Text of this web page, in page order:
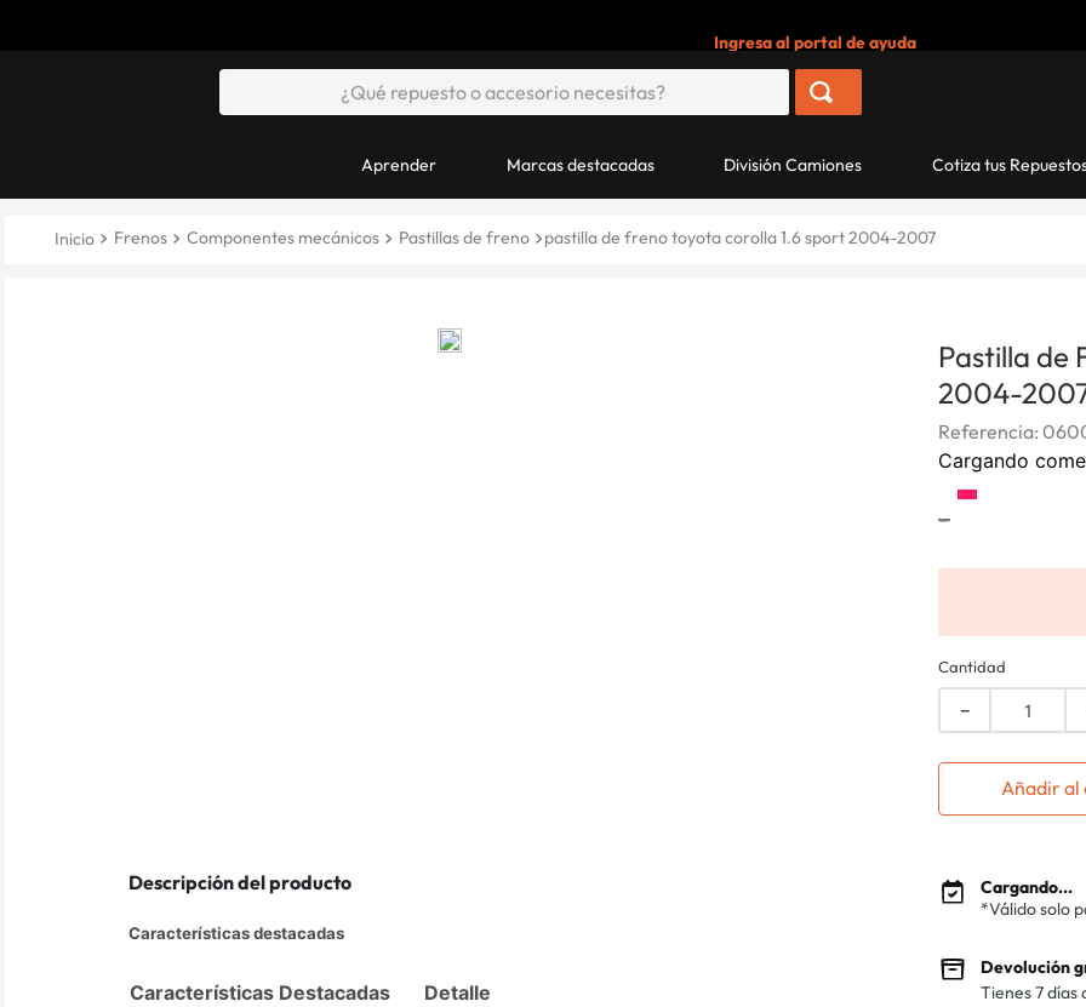
Ingresa al portal de ayuda
Aprender Marcas destacadas División Camiones Cotiza tus
Frenos Componentes mecánicos Pastillas de freno pastilla de freno toyota corolla 1.6 sport 2004-2007
Descripción del producto
Características destacadas
Características Destacadas
Detalle
Pastilla de
2004-
Referencia:
Cargando
-
Cantidad
－
Añadir
Cargando...
*Válido solo
Devolución
Tienes 7 días